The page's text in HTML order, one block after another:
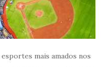
mais amados nos